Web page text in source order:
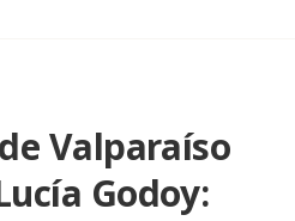
Valparaíso
Godoy: